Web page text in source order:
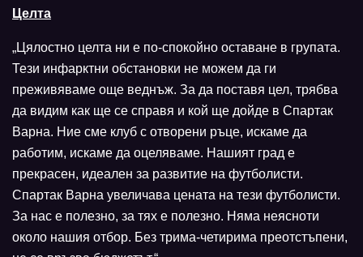
Целта
„Цялостно целта ни е по-спокойно оставане в групата.
Тези инфарктни обстановки не можем да ги
преживяваме още веднъж. За да поставя цел, трябва
да видим как ще се справя и кой ще дойде в Спартак
Варна. Ние сме клуб с отворени ръце, искаме да
работим, искаме да оцеляваме. Нашият град е
прекрасен, идеален за развитие на футболисти.
Спартак Варна увеличава цената на тези футболисти.
За нас е полезно, за тях е полезно. Няма неясноти
около нашия отбор. Без трима-четирима преотстъпени,